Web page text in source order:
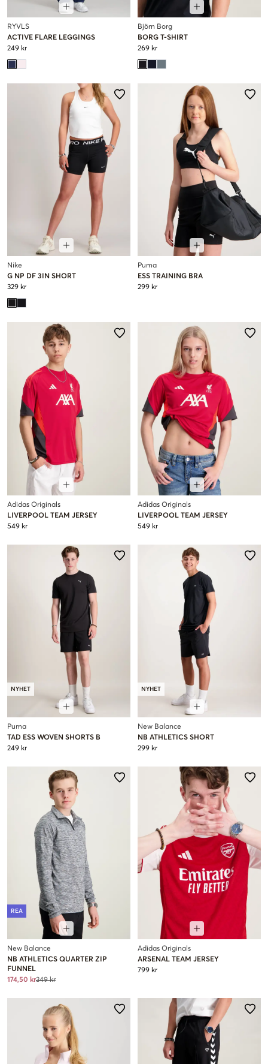
RYVLS
ACTIVE FLARE LEGGINGS
249 kr
Björn Borg
BORG T-SHIRT
269 kr
Nike
G NP DF 3IN SHORT
329 kr
Puma
ESS TRAINING BRA
299 kr
Adidas Originals
LIVERPOOL TEAM JERSEY
549 kr
Adidas Originals
LIVERPOOL TEAM JERSEY
549 kr
NYHET
Puma
TAD ESS WOVEN SHORTS B
249 kr
NYHET
New Balance
NB ATHLETICS SHORT
299 kr
REA
New Balance
NB ATHLETICS QUARTER ZIP
FUNNEL
174,50 kr349 kr
Adidas Originals
ARSENAL TEAM JERSEY
799 kr